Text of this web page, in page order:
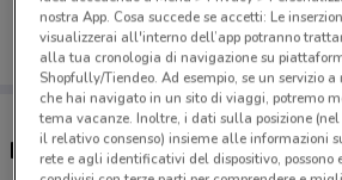
dal tuo cellulare.
SCARICA
Negozi Medi-Market a
nostra App. Cosa succede se accetti: Le
visualizzerai all'interno dell’app potranno
alla tua cronologia di navigazione su
Shopfully/Tiendeo. Ad esempio, se un servizio
che hai navigato in un sito di viaggi, potremo
tema vacanze. Inoltre, i dati sulla posizione
il relativo consenso) insieme alle informazioni
rete e agli identificativi del dispositivo, possono